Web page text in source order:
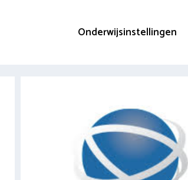
Onderwijsinstellingen